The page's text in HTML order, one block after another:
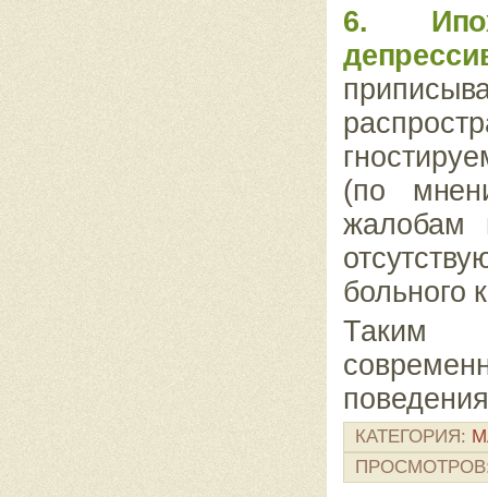
6.
(по
больного
Таким
КАТЕГОРИЯ:
ПРОСМОТРОВ